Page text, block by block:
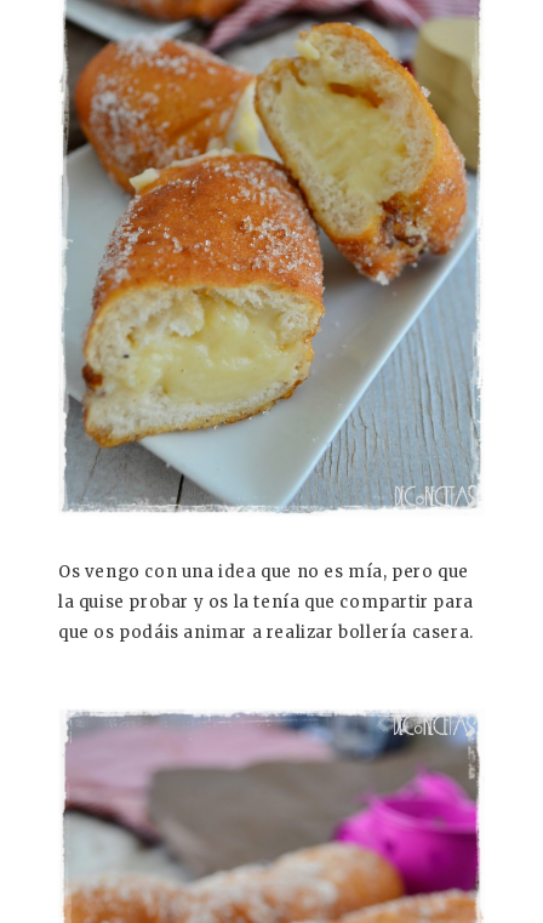
Os vengo con una idea que no es mía, pero que
la quise probar y os la tenía que compartir para
que os podáis animar a realizar bollería casera.